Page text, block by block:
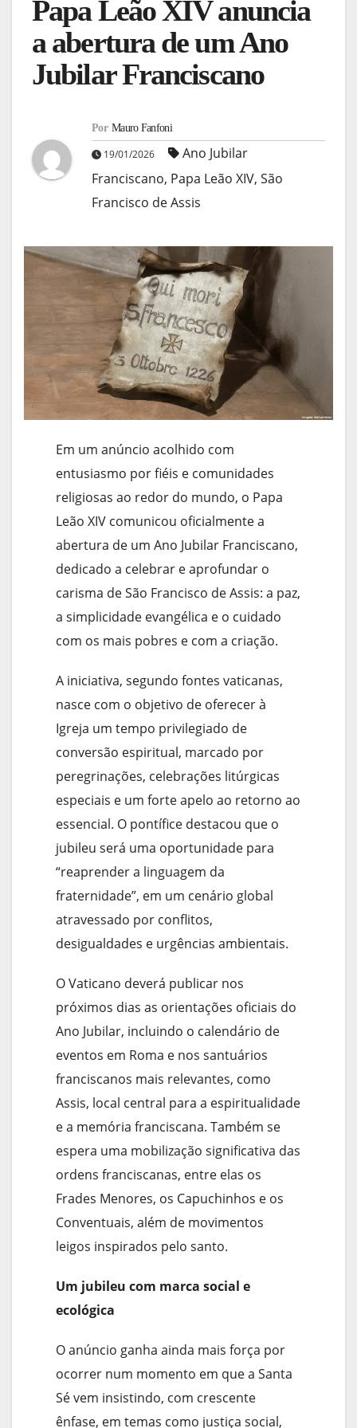
Papa Leão XIV anuncia
a abertura de um Ano
Jubilar Franciscano
Por Mauro Fanfoni
19/01/2026
Ano Jubilar
Franciscano, Papa Leão XIV, São
Francisco de Assis
Em um anúncio acolhido com
entusiasmo por fiéis e comunidades
religiosas ao redor do mundo, o Papa
Leão XIV comunicou oficialmente a
abertura de um Ano Jubilar Franciscano,
dedicado a celebrar e aprofundar o
carisma de São Francisco de Assis: a paz,
a simplicidade evangélica e o cuidado
com os mais pobres e com a criação.
A iniciativa, segundo fontes vaticanas,
nasce com o objetivo de oferecer à
Igreja um tempo privilegiado de
conversão espiritual, marcado por
peregrinações, celebrações litúrgicas
especiais e um forte apelo ao retorno ao
essencial. O pontífice destacou que o
jubileu será uma oportunidade para
“reaprender a linguagem da
fraternidade”, em um cenário global
atravessado por conflitos,
desigualdades e urgências ambientais.
O Vaticano deverá publicar nos
próximos dias as orientações oficiais do
Ano Jubilar, incluindo o calendário de
eventos em Roma e nos santuários
franciscanos mais relevantes, como
Assis, local central para a espiritualidade
e a memória franciscana. Também se
espera uma mobilização significativa das
ordens franciscanas, entre elas os
Frades Menores, os Capuchinhos e os
Conventuais, além de movimentos
leigos inspirados pelo santo.
Um jubileu com marca social e
ecológica
O anúncio ganha ainda mais força por
ocorrer num momento em que a Santa
Sé vem insistindo, com crescente
ênfase, em temas como justiça social,